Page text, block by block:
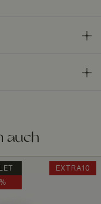
auch
EXTRA10